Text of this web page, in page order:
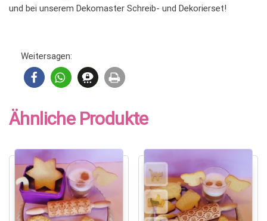
und bei unserem Dekomaster Schreib- und Dekorierset!
Weitersagen:
Ähnliche Produkte